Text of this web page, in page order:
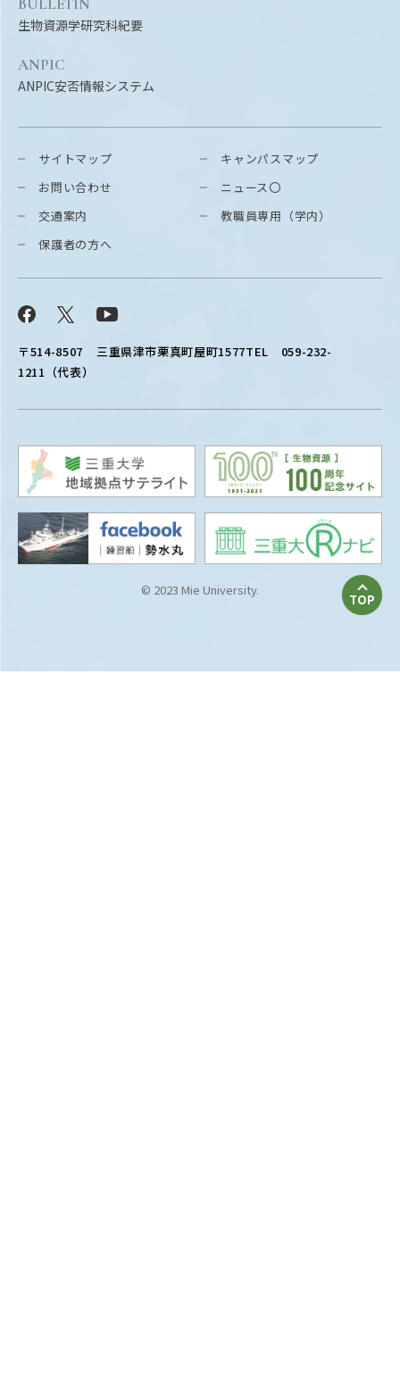
〒514-8507 三重県津市栗真町屋町1577TEL 059-232-
1211（代表）
サイトマップ
お問い合わせ
交通案内
保護者の方へ
Facebook
キャンパスマップ
ニュース〇
教職員専用（学内）
生物資源学研究科紀要
ANPIC
ANPIC安否情報システム
© 2023 Mie University.
TOP